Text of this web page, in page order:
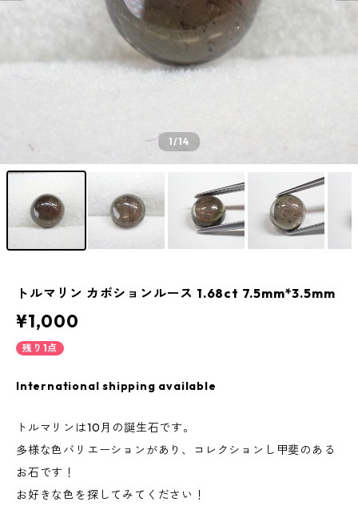
1/14
トルマリン カボションルース 1.68ct 7.5mm*3.5mm
¥1,000
残り1点
International shipping available
トルマリンは10月の誕生石です。
多様な色バリエーションがあり、コレクションし甲斐のある
お石です！
お好きな色を探してみてください！